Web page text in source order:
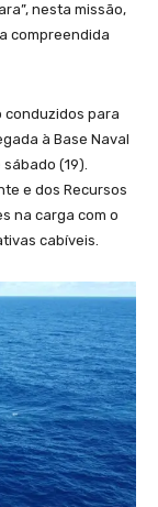
nesta missão,
compreendida
conduzidos para
à Base Naval
(19).
e dos Recursos
na carga com o
cabíveis.